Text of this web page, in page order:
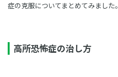
症の克服についてまとめてみました。
高所恐怖症の治し方